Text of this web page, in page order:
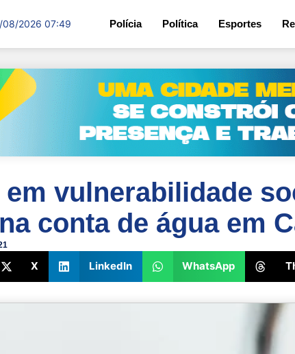
2026 07:49 Polícia Política Esportes
em vulnerabilidade
conta de água em
X LinkedIn WhatsApp